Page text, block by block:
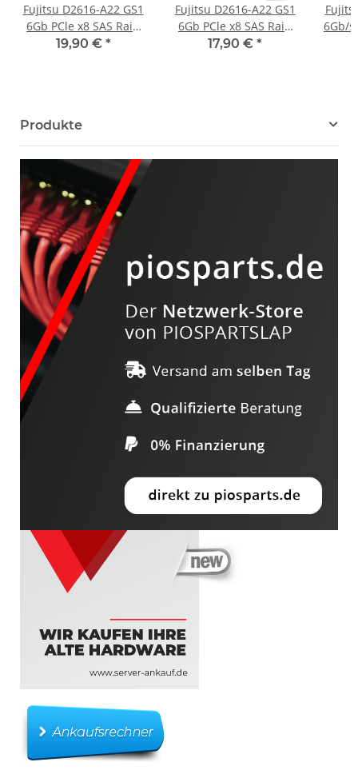
Fujitsu D2616-A22 GS1
6Gb PCle x8 SAS Raid
Controller +2x SAS
19,90 € *
Fujitsu D2616-A22 GS1
6Gb PCle x8 SAS Raid
Controller LP
17,90 € *
6Gb/s
Produkte